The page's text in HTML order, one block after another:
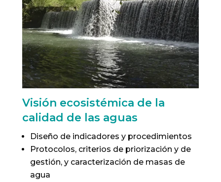
Visión ecosistémica de la
calidad de las aguas
Diseño de indicadores y procedimientos
Protocolos, criterios de priorización y de
gestión, y caracterización de masas de
agua